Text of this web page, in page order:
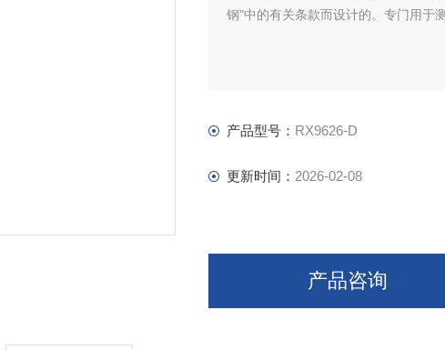
钢"中的有关条款而设计的。专门用于
产品型号： RX9626-D
更新时间： 2026-02-08
产品咨询